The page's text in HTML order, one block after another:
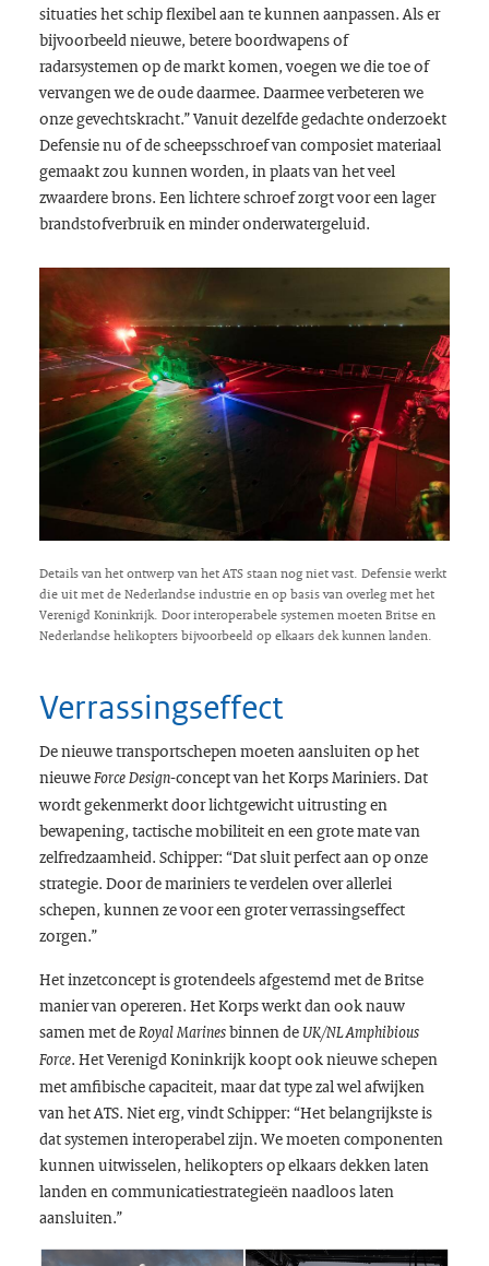
situaties het schip flexibel aan te kunnen aanpassen. Als er
bijvoorbeeld nieuwe, betere boordwapens of
radarsystemen op de markt komen, voegen we die toe of
vervangen we de oude daarmee. Daarmee verbeteren we
onze gevechtskracht.” Vanuit dezelfde gedachte onderzoekt
Defensie nu of de scheepsschroef van composiet materiaal
gemaakt zou kunnen worden, in plaats van het veel
zwaardere brons. Een lichtere schroef zorgt voor een lager
brandstofverbruik en minder onderwatergeluid.
Details van het ontwerp van het ATS staan nog niet vast. Defensie werkt
die uit met de Nederlandse industrie en op basis van overleg met het
Verenigd Koninkrijk. Door interoperabele systemen moeten Britse en
Nederlandse helikopters bijvoorbeeld op elkaars dek kunnen landen.
Verrassingseffect
De nieuwe transportschepen moeten aansluiten op het
nieuweForce Design-concept van het Korps Mariniers. Dat
wordt gekenmerkt door lichtgewicht uitrusting en
bewapening, tactische mobiliteit en een grote mate van
zelfredzaamheid. Schipper: “Dat sluit perfect aan op onze
strategie. Door de mariniers te verdelen over allerlei
schepen, kunnen ze voor een groter verrassingseffect
zorgen.”
Het inzetconcept is grotendeels afgestemd met de Britse
manier van opereren. Het Korps werkt dan ook nauw
samen met deRoyal Marinesbinnen de UK/NL Amphibious
Force. Het Verenigd Koninkrijk koopt ook nieuwe schepen
met amfibische capaciteit, maar dat type zal wel afwijken
van het ATS. Niet erg, vindt Schipper: “Het belangrijkste is
dat systemen interoperabel zijn. We moeten componenten
kunnen uitwisselen, helikopters op elkaars dekken laten
landen en communicatiestrategieën naadloos laten
aansluiten.”